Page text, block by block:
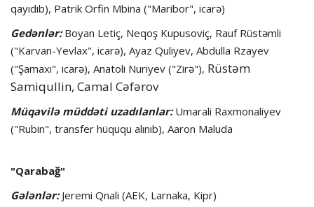
qayıdıb), Patrik Orfin Mbina ("Maribor", icarə)
Gedənlər:Boyan Letiç, Neqoş Kupusoviç, Rauf Rüstəmli
("Karvan-Yevlax", icarə), Ayaz Quliyev, Abdulla Rzayev
("Şamaxı", icarə), Anatoli Nuriyev ("Zirə"), Rüstəm
Samiqullin, Camal Cəfərov
Müqavilə müddəti uzadılanlar:Umarali Raxmonaliyev
("Rubin", transfer hüququ alınıb), Aaron Maluda
"Qarabağ"
Gələnlər:Jeremi Qnali (AEK, Larnaka, Kipr)